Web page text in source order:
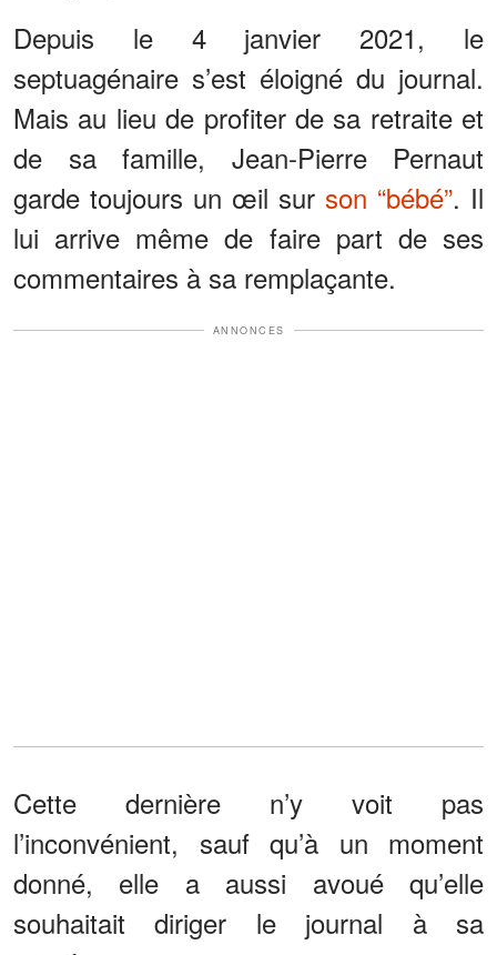
Depuis le 4 janvier 2021, le
septuagénaire s’est éloigné du journal.
Mais au lieu de profiter de sa retraite et
de sa famille, Jean-Pierre Pernaut
garde toujours un œil sur son “bébé”. Il
lui arrive même de faire part de ses
commentaires à sa remplaçante.
ANNONCES
Cette dernière n’y voit pas
l’inconvénient, sauf qu’à un moment
donné, elle a aussi avoué qu’elle
souhaitait diriger le journal à sa